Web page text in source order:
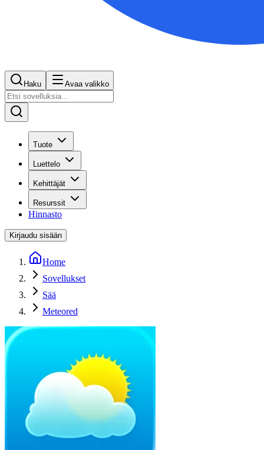
Haku Avaa valikko
Tuote
Luettelo
Kehittäjät
Resurssit
Hinnasto
Kirjaudu sisään
Home
Sovellukset
Sää
Meteored